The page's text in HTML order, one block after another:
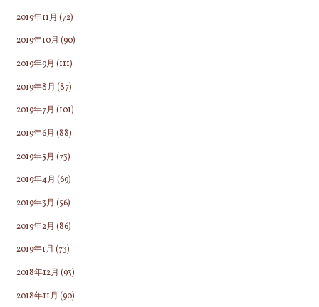
2019年11月 (72)
2019年10月 (90)
2019年9月 (111)
2019年8月 (87)
2019年7月 (101)
2019年6月 (88)
2019年5月 (73)
2019年4月 (69)
2019年3月 (56)
2019年2月 (86)
2019年1月 (73)
2018年12月 (93)
2018年11月 (90)